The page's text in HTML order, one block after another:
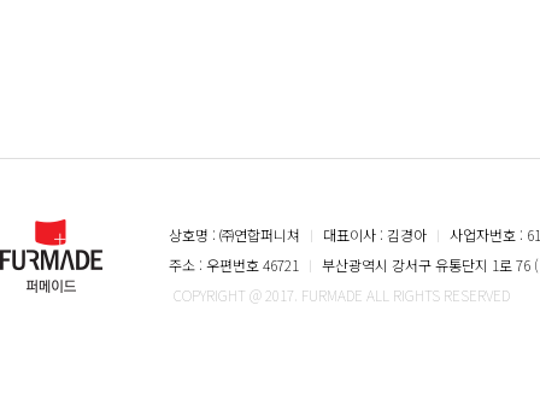
상호명 : ㈜연합퍼니쳐 ㅣ 대표이사 : 김경아 ㅣ 사업자번호 :
주소 : 우편번호 46721
ㅣ 부산광역시 강서구 유통단지 1로 76
COPYRIGHT @ 2017. FURMADE ALL RIGHTS RESERVED